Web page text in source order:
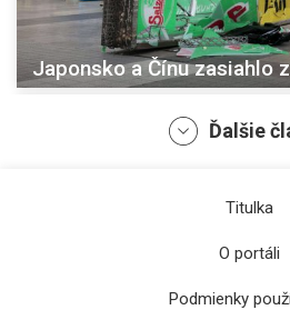
Japonsko a Čínu zasiahlo
Ďalšie
Titulka
O portáli
Podmienky